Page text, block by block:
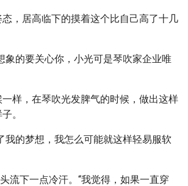
，居高临下的摸着这个比自己高了十几
象的要关心你，小光可是琴吹家企业唯
样，在琴吹光发脾气的时候，做出这样
。
我的梦想，我怎么可能就这样轻易服软
头流下一点冷汗。“我觉得，如果一直穿